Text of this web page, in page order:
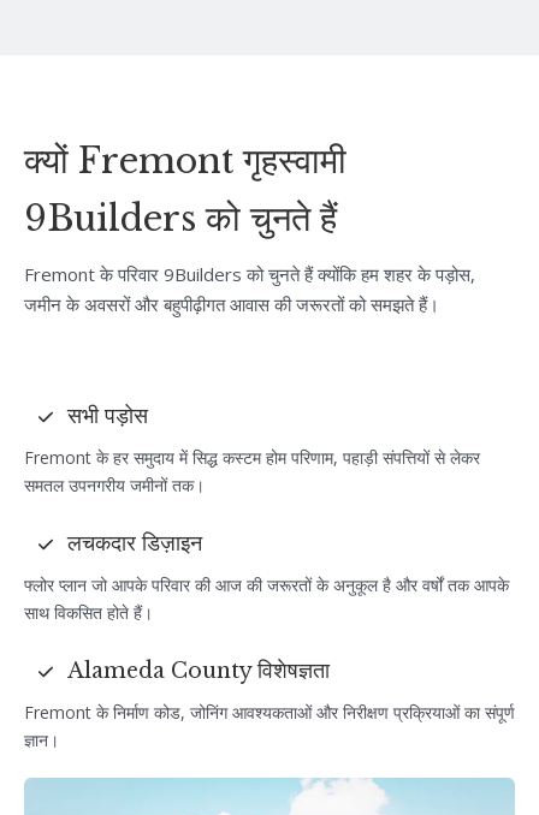
क्यों Fremont गृहस्वामी
9Builders को चुनते हैं
Fremont के परिवार 9Builders को चुनते हैं क्योंकि हम शहर के पड़ोस,
जमीन के अवसरों और बहुपीढ़ीगत आवास की जरूरतों को समझते हैं।
सभी पड़ोस
Fremont के हर समुदाय में सिद्ध कस्टम होम परिणाम, पहाड़ी संपत्तियों से लेकर
समतल उपनगरीय जमीनों तक।
लचकदार डिज़ाइन
फ्लोर प्लान जो आपके परिवार की आज की जरूरतों के अनुकूल है और वर्षों तक आपके
साथ विकसित होते हैं।
Alameda County विशेषज्ञता
Fremont के निर्माण कोड, जोनिंग आवश्यकताओं और निरीक्षण प्रक्रियाओं का संपूर्ण
ज्ञान।